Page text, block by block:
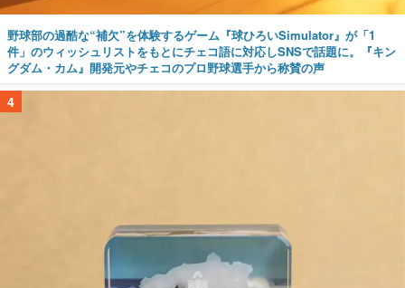
野球部の過酷な“補欠”を体験するゲーム『球ひろいSimulator』が「1
件」のウィッシュリストをもとにチェコ語に対応しSNSで話題に。『キン
グダム・カム』開発元やチェコのプロ野球選手から称賛の声
4